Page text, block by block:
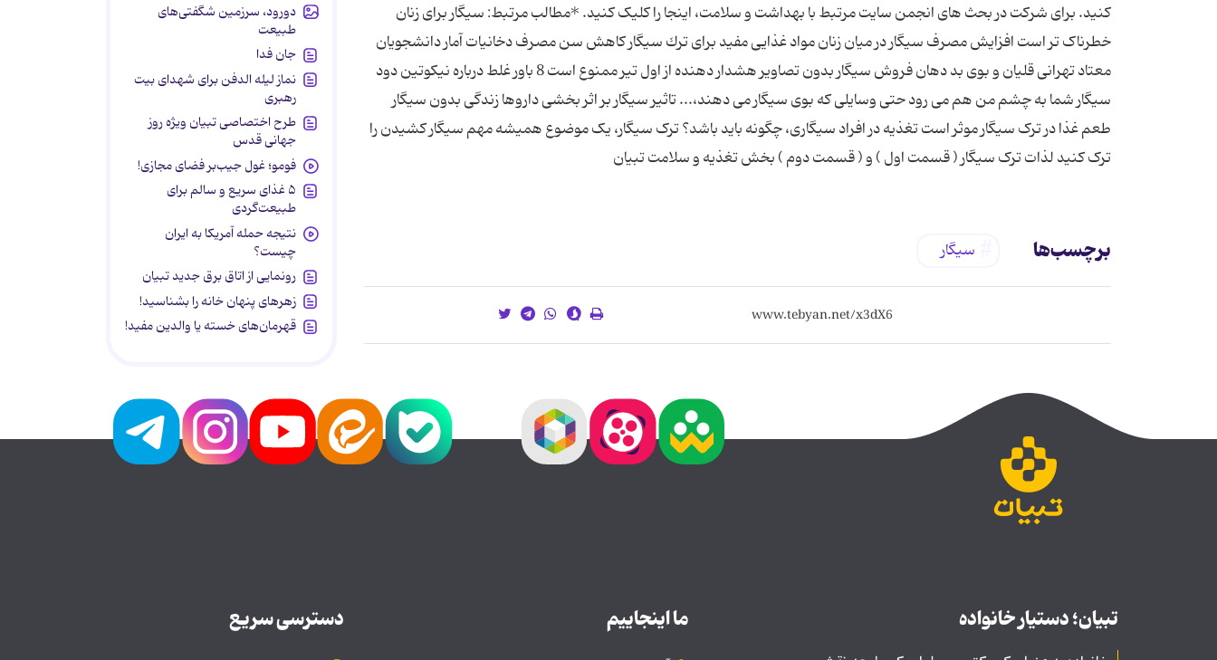
کنید. برای شرکت در بحث های انجمن سایت مرتبط با بهداشت و سلامت، اینجا را کلیک کنید. *مطالب مرتبط: سیگار برای زنان
خطرناک تر است افزایش مصرف سیگار در میان زنان مواد غذایی مفید برای ترك سیگار کاهش سن مصرف دخانیات آمار دانشجویان
معتاد تهرانی قلیان و بوی بد دهان فروش سیگار بدون تصاویر هشدار دهنده از اول تیر ممنوع است 8 باور غلط درباره نیکوتین دود
سیگار شما به چشم من هم می ‌رود حتی وسایلی که بوی سیگار می دهند،... تاثیر سیگار بر اثر بخشی داروها زندگی بدون سیگار
طعم‌ غذا در ترک سیگار موثر است تغذیه در افراد سیگاری، چگونه باید باشد؟ ترک سیگار، یک موضوع همیشه مهم سیگار کشیدن را
ترک کنید لذات ترک سیگار ( قسمت اول ) و ( قسمت دوم ) بخش تغذیه و سلامت تبیان
برچسب‌ها سیگار
دورود، سرزمین شگفتی‌های
طبیعت
جان فدا
نماز لیله الدفن برای شهدای بیت
رهبری
طرح اختصاصی تبیان ویژه روز
جهانی قدس
فومو؛ غول جیب‌بر فضای مجازی!
۵ غذای سریع و سالم برای
طبیعت‌گردی
نتیجه حمله آمریکا به ایران
چیست؟
رونمایی از اتاق برق جدید تبیان
زهرهای پنهان خانه را بشناسید!
قهرمان‌های خسته یا والدین مفید!
تبیان؛ دستیار خانواده ما اینجاییم دسترسی سریع